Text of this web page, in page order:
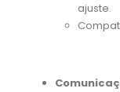
ajuste.